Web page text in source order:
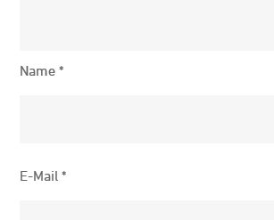
Name*
E-Mail*